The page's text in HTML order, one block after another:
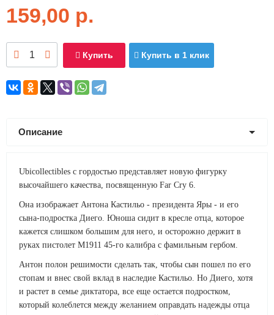
159,00 р.
Купить Купить в 1 клик
Описание
Ubicollectibles с гордостью представляет новую фигурку
высочайшего качества, посвященную Far Cry 6.
Она изображает Антона Кастильо - президента Яры - и его
сына-подростка Диего. Юноша сидит в кресле отца, которое
кажется слишком большим для него, и осторожно держит в
руках пистолет M1911 45-го калибра с фамильным гербом.
Антон полон решимости сделать так, чтобы сын пошел по его
стопам и внес свой вклад в наследие Кастильо. Но Диего, хотя
и растет в семье диктатора, все еще остается подростком,
который колеблется между желанием оправдать надежды отца